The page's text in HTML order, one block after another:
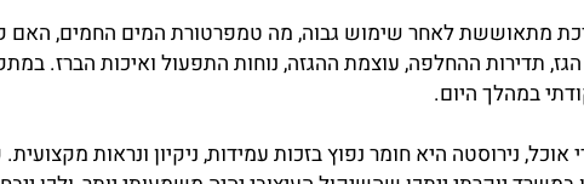
באמת.
לאחר שימוש גבוה, מה טמפרטורת המים החמים, האם
ההחלפה, עוצמת ההגזה, נוחות התפעול ואיכות הברז.
היום.